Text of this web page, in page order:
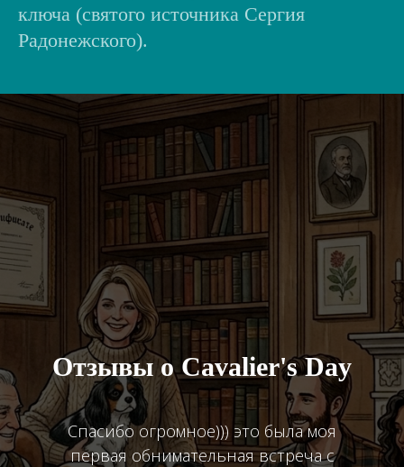
ключа (святого источника Сергия
Радонежского).
Отзывы о Cavalier's Day
Спасибо огромное))) это была моя
первая обнимательная встреча с